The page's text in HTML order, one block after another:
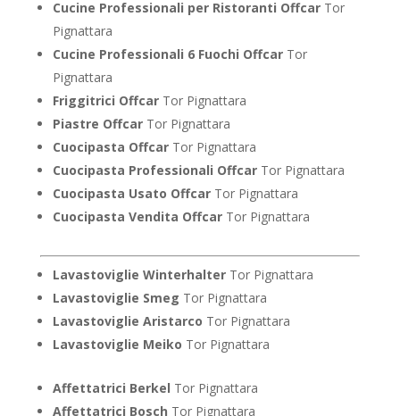
Cucine Professionali per Ristoranti OffcarTor
Pignattara
Cucine Professionali 6 Fuochi OffcarTor
Pignattara
Friggitrici OffcarTor Pignattara
Piastre OffcarTor Pignattara
Cuocipasta OffcarTor Pignattara
Cuocipasta Professionali OffcarTor Pignattara
Cuocipasta Usato OffcarTor Pignattara
Cuocipasta Vendita OffcarTor Pignattara
Lavastoviglie WinterhalterTor Pignattara
Lavastoviglie Smeg Tor Pignattara
Lavastoviglie Aristarco Tor Pignattara
Lavastoviglie Meiko Tor Pignattara
Affettatrici Berkel Tor Pignattara
Affettatrici Bosch Tor Pignattara